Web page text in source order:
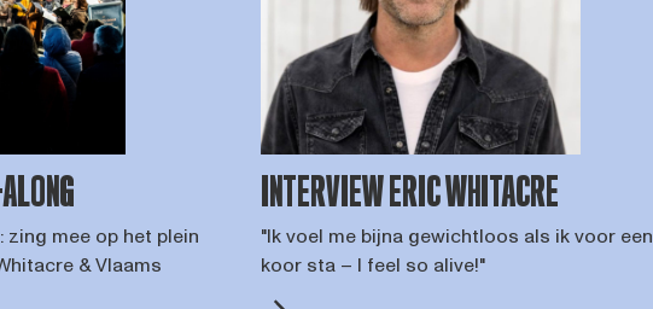
mee op het plein
& Vlaams
INTERVIEW ERIC WHITACRE
"Ik voel me bijna gewichtloos als ik voor een
koor sta – I feel so alive!"